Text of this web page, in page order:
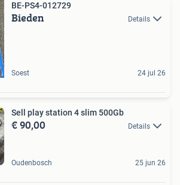
BE-PS4-012729
Bieden Details
Soest 24 jul 26
Sell play station 4 slim 500Gb
€ 90,00 Details
Oudenbosch 25 jun 26